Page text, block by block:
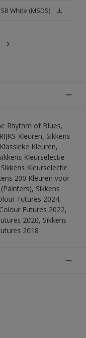
White (MSDS)
Rhythm of Blues,
Kleuren, Sikkens
Kleuren,
Kleurselectie
Kleurselectie
200 Kleuren voor
Sikkens
Futures 2024,
Futures 2022,
2020, Sikkens
2018